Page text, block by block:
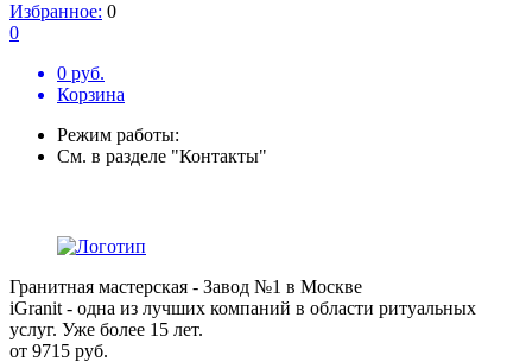
Избранное: 0
0
0 руб.
Корзина
Режим работы:
См. в разделе "Контакты"
Гранитная мастерская - Завод №1 в Москве
iGranit - одна из лучших компаний в области ритуальных
услуг. Уже более 15 лет.
от 9715 руб.